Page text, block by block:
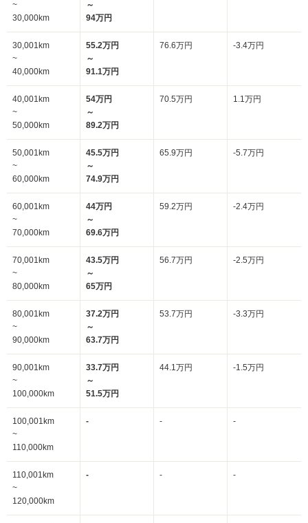
~
30,000km
～
94万円
30,001km
~
40,000km
55.2万円
～
91.1万円
76.6万円 -3.4万円
40,001km
~
50,000km
54万円
～
89.2万円
70.5万円 1.1万円
50,001km
~
60,000km
45.5万円
～
74.9万円
65.9万円 -5.7万円
60,001km
~
70,000km
44万円
～
69.6万円
59.2万円 -2.4万円
70,001km
~
80,000km
43.5万円
～
65万円
56.7万円 -2.5万円
80,001km
~
90,000km
37.2万円
～
63.7万円
53.7万円 -3.3万円
90,001km
~
100,000km
33.7万円
～
51.5万円
44.1万円 -1.5万円
100,001km
~
110,000km
- - -
110,001km
~
120,000km
- - -